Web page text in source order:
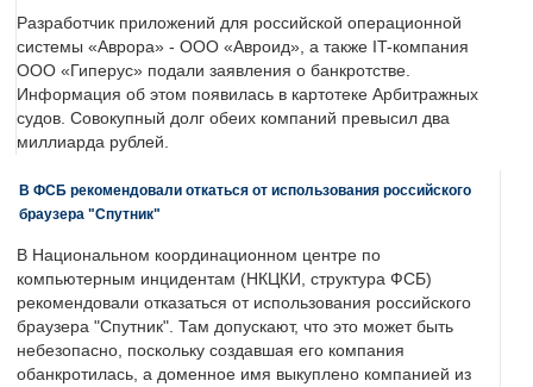
Разработчик приложений для российской операционной
системы «Аврора» - ООО «Авроид», а также IT-компания
ООО «Гиперус» подали заявления о банкротстве.
Информация об этом появилась в картотеке Арбитражных
судов. Совокупный долг обеих компаний превысил два
миллиарда рублей.
В ФСБ рекомендовали откаться от использования российского
браузера "Спутник"
В Национальном координационном центре по
компьютерным инцидентам (НКЦКИ, структура ФСБ)
рекомендовали отказаться от использования российского
браузера "Спутник". Там допускают, что это может быть
небезопасно, поскольку создавшая его компания
обанкротилась, а доменное имя выкуплено компанией из